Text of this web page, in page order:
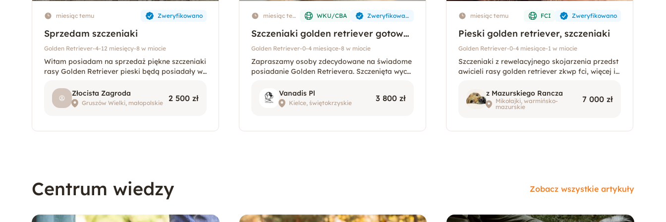
miesiąc temu Zweryfikowano
Sprzedam szczeniaki
Golden Retriever-4-12 miesięcy-8 w miocie
Witam posiadam na sprzedaż piękne szczeniaki
rasy Golden Retriever pieski będą posiadały wł
zaszczepione i odrobaczone.Osoby chętne zapr
aszam do rezerwacji.
Złocista Zagroda
Gruszów Wielki, małopolskie 2 500 zł
miesiąc tem
WKU/CBA
Zweryfikowan
Szczeniaki golden retriever gotowe
do odbioru
Golden Retriever-0-4 miesiące-8 w miocie
Zapraszamy osoby zdecydowane na świadome
posiadanie Golden Retrievera. Szczenięta wych
jalizację i prawidłowy rozwój. Rezerwacja nastę
puje po podpisaniu umowy
Vanadis Pl
Kielce, świętokrzyskie 3 800 zł
miesiąc temu FCI Zweryfikowano
Pieski golden retriever, szczeniaki
Golden Retriever-0-4 miesiące-1 w miocie
Szczeniaki z rewelacyjnego skojarzenia przedst
awicieli rasy golden retriever zkwp fci, więcej in
bądź pod nr telefonu, jak również w wiadomośc
i prywatnej
z Mazurskiego Rancza
Mikołajki, warmińsko-
mazurskie
7 000 zł
Centrum wiedzy Zobacz wszystkie artykuły